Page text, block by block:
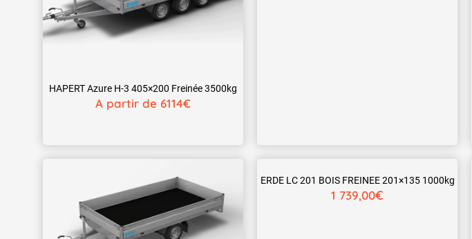
HAPERT Azure H-3 405×200 Freinée 3500kg
A partir de 6114€
ERDE LC 201 BOIS FREINEE 201×135 1000kg
1 739,00€